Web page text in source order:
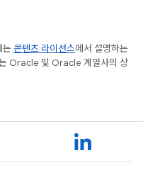
는 콘텐츠 라이선스에서 설명하는
Oracle 및 Oracle 계열사의 상